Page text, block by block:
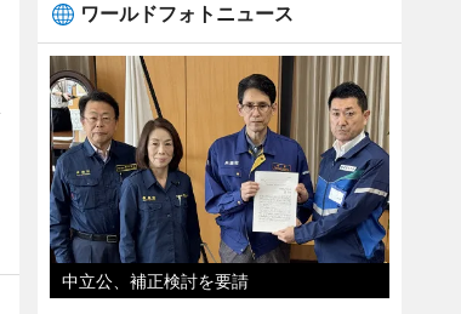
ワールドフォトニュース
中立公、補正検討を要請